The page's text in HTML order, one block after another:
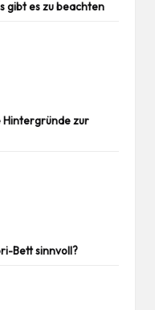
gibt es zu beachten
Hintergründe zur
Bett sinnvoll?